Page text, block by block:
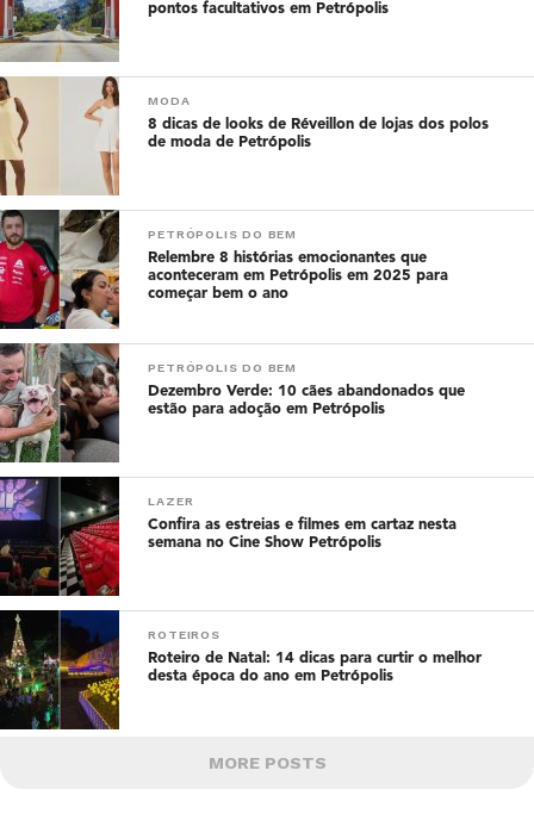
pontos facultativos em Petrópolis
MODA
8 dicas de looks de Réveillon de lojas dos polos
de moda de Petrópolis
PETRÓPOLIS DO BEM
Relembre 8 histórias emocionantes que
aconteceram em Petrópolis em 2025 para
começar bem o ano
PETRÓPOLIS DO BEM
Dezembro Verde: 10 cães abandonados que
estão para adoção em Petrópolis
LAZER
Confira as estreias e filmes em cartaz nesta
semana no Cine Show Petrópolis
ROTEIROS
Roteiro de Natal: 14 dicas para curtir o melhor
desta época do ano em Petrópolis
MORE POSTS